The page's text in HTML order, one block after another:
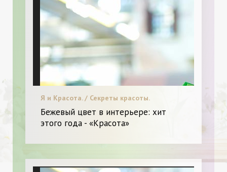
Я и Красота. / Секреты красоты.
Бежевый цвет в интерьере: хит
этого года - «Красота»